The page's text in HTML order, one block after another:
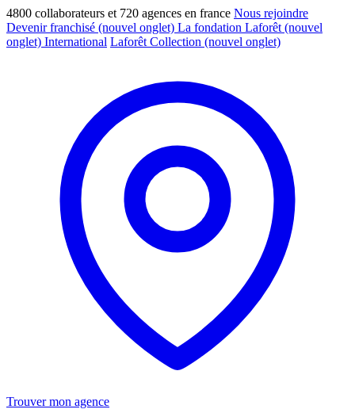
4800 collaborateurs et 720 agences en france Nous rejoindre
Devenir franchisé (nouvel onglet) La fondation Laforêt (nouvel
onglet) International Laforêt Collection (nouvel onglet)
Trouver mon agence